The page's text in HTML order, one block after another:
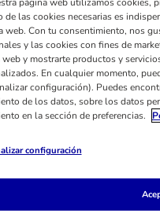
2
de las cookies necesarias es
web. Con tu consentimiento, nos
y las cookies con fines de
web y mostrarte productos y
En cualquier momento,
configuración). Puedes
de los datos, sobre los datos
en la sección de preferencias.
configuración